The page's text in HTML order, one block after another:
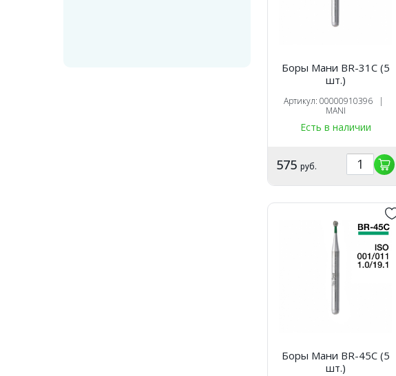
Боры Мани BR-31C (5
шт.)
Артикул: 00000910396 |
MANI
Есть в наличии
575 руб.
Боры Мани BR-45C (5
шт.)